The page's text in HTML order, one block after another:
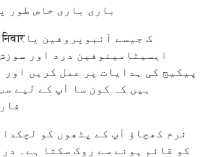
باری باری خاص طور
ایسیٹامینوفین درد اور
پیکیج کی ہدایات پر عمل کریں اور
ہیں کہ کون سا آپ کے لیے
نرم کھچاؤ آپ کے پٹھوں کو
کو قائم ہونے سے روک سکتا ہے۔